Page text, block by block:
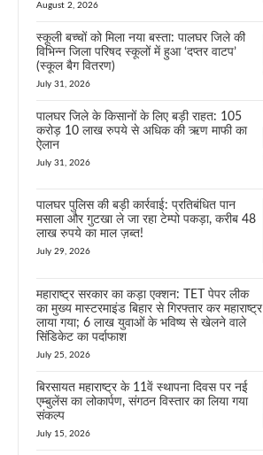
August 2, 2026
स्कूली बच्चों को मिला नया बस्ता: पालघर जिले की
विभिन्न जिला परिषद स्कूलों में हुआ ‘दप्तर वाटप’
(स्कूल बैग वितरण)
July 31, 2026
पालघर जिले के किसानों के लिए बड़ी राहत: 105
करोड़ 10 लाख रुपये से अधिक की ऋण माफी का
ऐलान
July 31, 2026
पालघर पुलिस की बड़ी कार्रवाई: प्रतिबंधित पान
मसाला और गुटखा ले जा रहा टेम्पो पकड़ा, करीब 48
लाख रुपये का माल ज़ब्त!
July 29, 2026
महाराष्ट्र सरकार का कड़ा एक्शन: TET पेपर लीक
का मुख्य मास्टरमाइंड बिहार से गिरफ्तार कर महाराष्ट्र
लाया गया; 6 लाख युवाओं के भविष्य से खेलने वाले
सिंडिकेट का पर्दाफाश
July 25, 2026
बिरसायत महाराष्ट्र के 11वें स्थापना दिवस पर नई
एम्बुलेंस का लोकार्पण, संगठन विस्तार का लिया गया
संकल्प
July 15, 2026